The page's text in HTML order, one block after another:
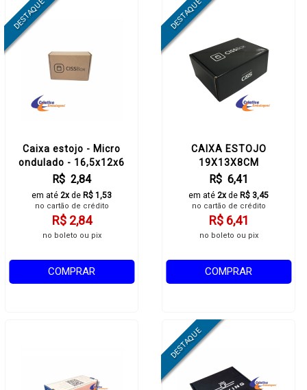
Caixa estojo - Micro
ondulado - 16,5x12x6
cm
R$ 2,84
em até 2xde R$ 1,53
no cartão de crédito
R$ 2,84
no boleto ou pix
COMPRAR
CAIXA ESTOJO
19X13X8CM
R$ 6,41
em até 2xde R$ 3,45
no cartão de crédito
R$ 6,41
no boleto ou pix
COMPRAR